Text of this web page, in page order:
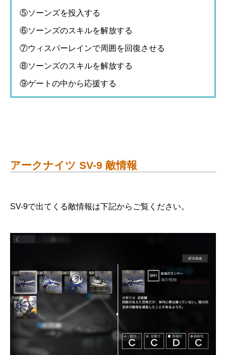
⑤ソーンズを投入する
⑥ソーンズのスキルを解放する
⑦ウィスパーレインで周囲を回復させる
⑧ソーンズのスキルを解放する
⑨ゲートの中から応援する
アークナイツ SV-9 敵情報
SV-9で出てくる敵情報は下記からご覧ください。